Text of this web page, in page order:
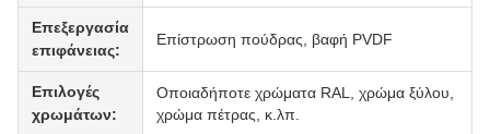
Επεξεργασία
επιφάνειας:
Επίστρωση πούδρας, βαφή PVDF
Επιλογές
χρωμάτων:
Οποιαδήποτε χρώματα RAL, χρώμα ξύλου,
χρώμα πέτρας, κ.λπ.